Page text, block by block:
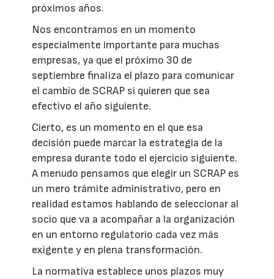
próximos años.
Nos encontramos en un momento
especialmente importante para muchas
empresas, ya que el próximo 30 de
septiembre finaliza el plazo para comunicar
el cambio de SCRAP si quieren que sea
efectivo el año siguiente.
Cierto, es un momento en el que esa
decisión puede marcar la estrategia de la
empresa durante todo el ejercicio siguiente.
A menudo pensamos que elegir un SCRAP es
un mero trámite administrativo, pero en
realidad estamos hablando de seleccionar al
socio que va a acompañar a la organización
en un entorno regulatorio cada vez más
exigente y en plena transformación.
La normativa establece unos plazos muy